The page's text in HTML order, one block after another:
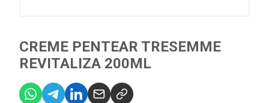
CREME PENTEAR TRESEMME
REVITALIZA 200ML